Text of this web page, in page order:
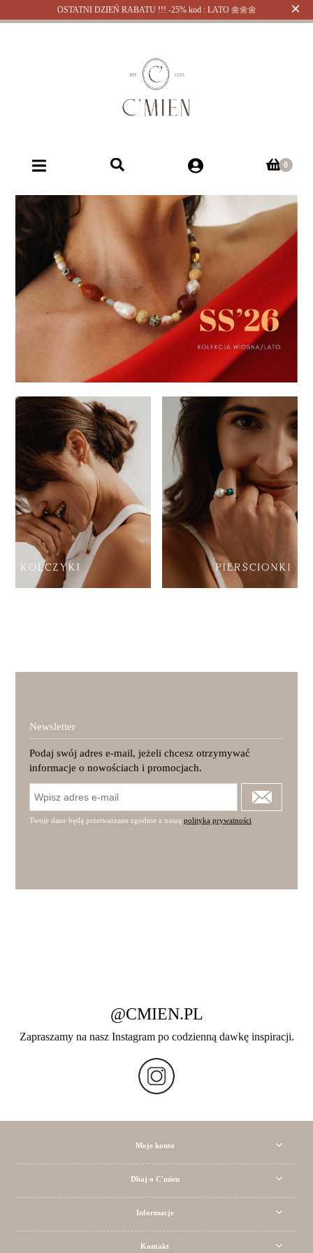
OSTATNI DZIEŃ RABATU !!! -25% kod : LATO 🌼🌼🌼 ×
Newsletter
Podaj swój adres e-mail, jeżeli chcesz otrzymywać
informacje o nowościach i promocjach.
Twoje dane będą przetwarzane zgodnie z naszą polityką prywatności
@CMIEN.PL
Zapraszamy na nasz Instagram po codzienną dawkę inspiracji.
Moje konto
Dbaj o C'mien
Informacje
Kontakt